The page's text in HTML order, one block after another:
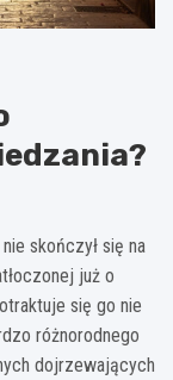
skończył się na
już o
się go nie
różnorodnego
dojrzewających